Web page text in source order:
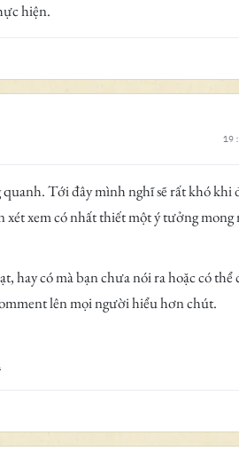
hiện.
Tới đây mình nghĩ sẽ rất khó khi
xem có nhất thiết một ý tưởng
có mà bạn chưa nói ra hoặc có thể
lên mọi người hiểu hơn chút.